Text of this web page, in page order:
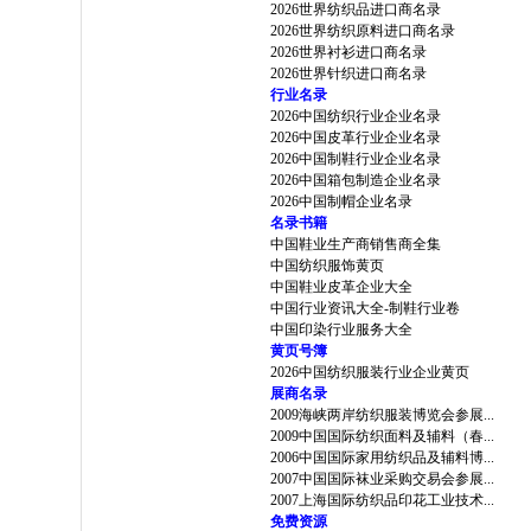
2026世界纺织品进口商名录
2026世界纺织原料进口商名录
2026世界衬衫进口商名录
2026世界针织进口商名录
行业名录
2026中国纺织行业企业名录
2026中国皮革行业企业名录
2026中国制鞋行业企业名录
2026中国箱包制造企业名录
2026中国制帽企业名录
名录书籍
中国鞋业生产商销售商全集
中国纺织服饰黄页
中国鞋业皮革企业大全
中国行业资讯大全-制鞋行业卷
中国印染行业服务大全
黄页号簿
2026中国纺织服装行业企业黄页
展商名录
2009海峡两岸纺织服装博览会参展...
2009中国国际纺织面料及辅料（春...
2006中国国际家用纺织品及辅料博...
2007中国国际袜业采购交易会参展...
2007上海国际纺织品印花工业技术...
免费资源